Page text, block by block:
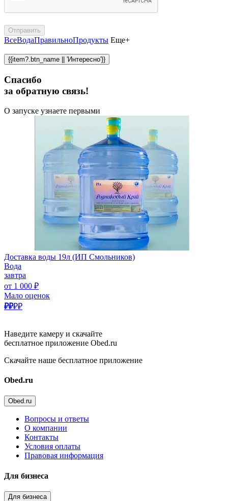
Отправить
ВсеВодаПравильноПродукты Еще+
{{item?.btn_name || 'Интересно'}}
Спасибо
за обратную связь!
О запуске узнаете первыми
Доставка воды 19л (ИП Смольников)
Вода
завтра
от 1 000 ₽
Мало оценок
₽₽₽₽
Наведите камеру и скачайте
бесплатное приложение Obed.ru
Скачайте наше бесплатное приложение
Obed.ru
Obed.ru
Вопросы и ответы
О компании
Контакты
Условия оплаты
Правовая информация
Для бизнеса
Для бизнеса